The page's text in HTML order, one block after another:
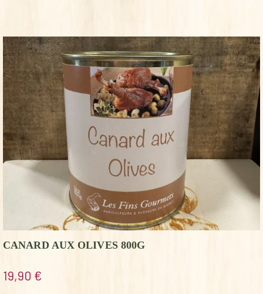
CANARD AUX OLIVES 800G
19,90 €